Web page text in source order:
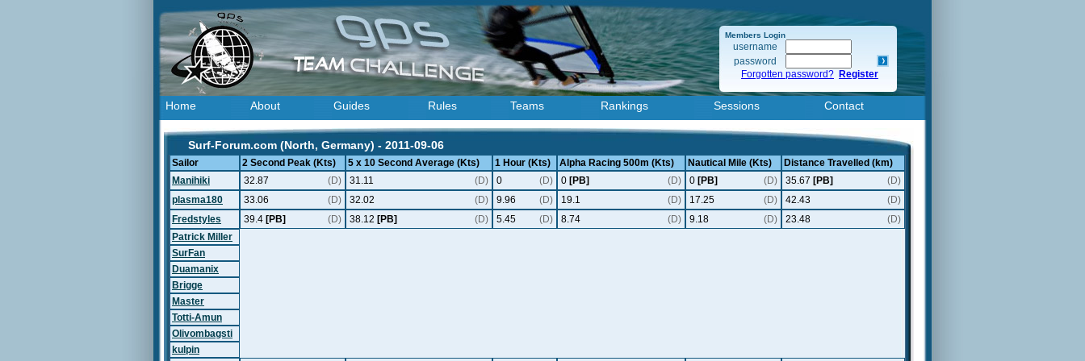
Members Login
username
password
Forgotten password? Register
Home About Guides Rules Teams Rankings Sessions Contact
Surf-Forum.com (North, Germany) - 2011-09-06
Sailor 2 Second Peak (Kts) 5 x 10 Second Average (Kts) 1 Hour (Kts) Alpha Racing 500m (Kts) Nautical Mile (Kts)
Distance Travelled (km)
Manihiki
32.87 (D) 31.11 (D) 0 (D) 0 [PB] (D) 0 [PB] (D) 35.67 [PB]
(D)
plasma180
33.06 (D) 32.02 (D) 9.96 (D) 19.1 (D) 17.25 (D) 42.43
(D)
Fredstyles
39.4 [PB] (D) 38.12 [PB] (D) 5.45 (D) 8.74 (D) 9.18 (D) 23.48
(D)
Patrick Miller
SurFan
Duamanix
Brigge
Master
Totti-Amun
Olivombagsti
kulpin